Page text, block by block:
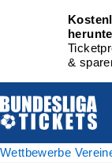
&
Wettbewerbe